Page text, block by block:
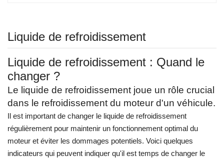
Liquide de refroidissement
Liquide de refroidissement : Quand le
changer ?
Le liquide de refroidissement joue un rôle crucial
dans le refroidissement du moteur d'un véhicule.
Il est important de changer le liquide de refroidissement
régulièrement pour maintenir un fonctionnement optimal du
moteur et éviter les dommages potentiels. Voici quelques
indicateurs qui peuvent indiquer qu'il est temps de changer le